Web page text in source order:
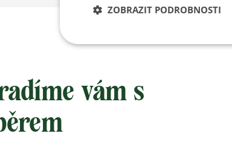
vám s
ZOBRAZIT PODROBNOSTI